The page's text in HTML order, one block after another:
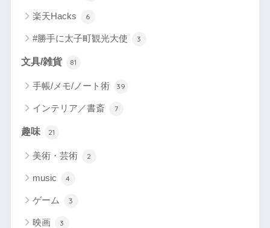
楽天Hacks 6
#勝手に太子町観光大使 3
文具/雑貨 81
手帳/メモ/ノート術 39
インテリア／書斎 7
趣味 21
美術・芸術 2
music 4
ゲーム 3
映画 3